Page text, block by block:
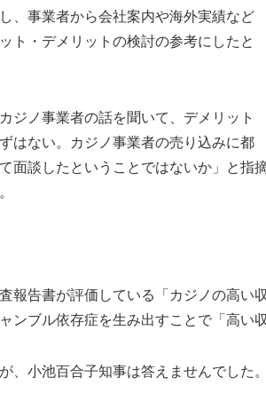
、事業者から会社案内や海外実績など
ト・デメリットの検討の参考にしたと
ジノ事業者の話を聞いて、デメリット
はない。カジノ事業者の売り込みに都
面談したということではないか」と指
報告書が評価している「カジノの高い
ンブル依存症を生み出すことで「高い
、小池百合子知事は答えませんでした。